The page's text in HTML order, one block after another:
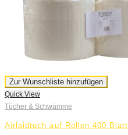
Zur Wunschliste hinzufügen
Quick View
Tücher & Schwämme
Airlaidtuch auf Rollen 400 Blatt